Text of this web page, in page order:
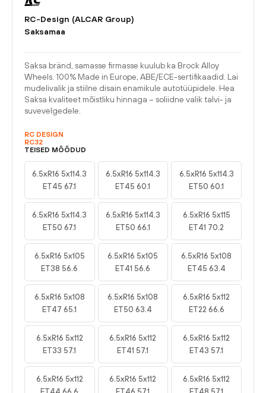
RC-Design (ALCAR Group)
Saksamaa
Saksa bränd, samasse firmasse kuulub ka Brock Alloy
Wheels. 100% Made in Europe, ABE/ECE-sertifikaadid. Lai
mudelivalik ja stiilne disain enamikule autotüüpidele. Hea
Saksa kvaliteet mõistliku hinnaga – soliidne valik talvi- ja
suvevelgedele.
RC DESIGN
RC32
TEISED MÕÕDUD
6.5xR16 5x114.3
ET45 67.1
6.5xR16 5x114.3
ET45 60.1
6.5xR16 5x114.3
ET50 60.1
6.5xR16 5x114.3
ET50 67.1
6.5xR16 5x114.3
ET50 66.1
6.5xR16 5x115
ET41 70.2
6.5xR16 5x105
ET38 56.6
6.5xR16 5x105
ET41 56.6
6.5xR16 5x108
ET45 63.4
6.5xR16 5x108
ET47 65.1
6.5xR16 5x108
ET50 63.4
6.5xR16 5x112
ET22 66.6
6.5xR16 5x112
ET33 57.1
6.5xR16 5x112
ET41 57.1
6.5xR16 5x112
ET43 57.1
6.5xR16 5x112
6.5xR16 5x112
6.5xR16 5x112